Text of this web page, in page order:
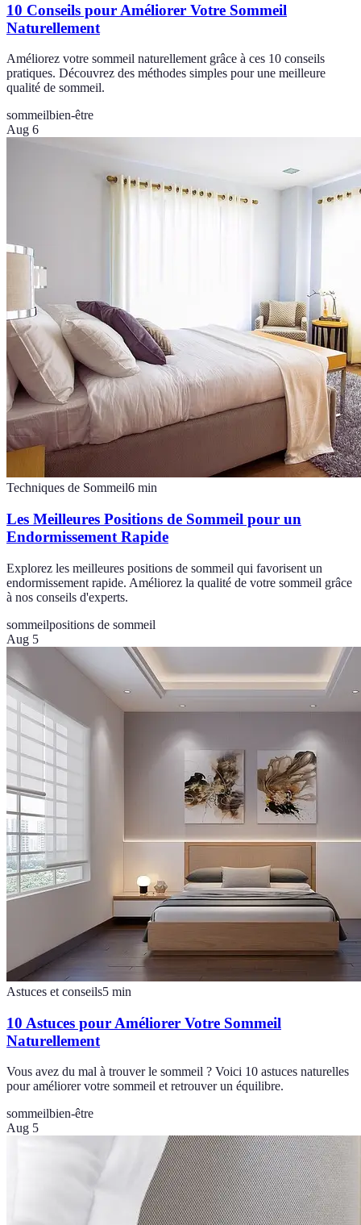
10 Conseils pour Améliorer Votre Sommeil
Naturellement
Améliorez votre sommeil naturellement grâce à ces 10 conseils
pratiques. Découvrez des méthodes simples pour une meilleure
qualité de sommeil.
sommeilbien-être
Aug 6
Techniques de Sommeil6 min
Les Meilleures Positions de Sommeil pour un
Endormissement Rapide
Explorez les meilleures positions de sommeil qui favorisent un
endormissement rapide. Améliorez la qualité de votre sommeil grâce
à nos conseils d'experts.
sommeilpositions de sommeil
Aug 5
Astuces et conseils5 min
10 Astuces pour Améliorer Votre Sommeil
Naturellement
Vous avez du mal à trouver le sommeil ? Voici 10 astuces naturelles
pour améliorer votre sommeil et retrouver un équilibre.
sommeilbien-être
Aug 5